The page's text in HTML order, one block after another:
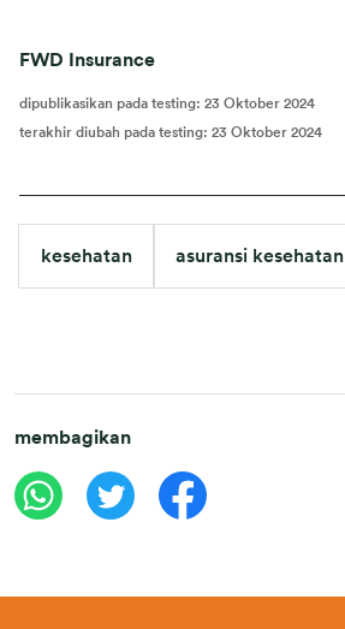
FWD Insurance
dipublikasikan pada testing: 23 Oktober 2024
terakhir diubah pada testing: 23 Oktober 2024
kesehatan asuransi kesehatan
membagikan